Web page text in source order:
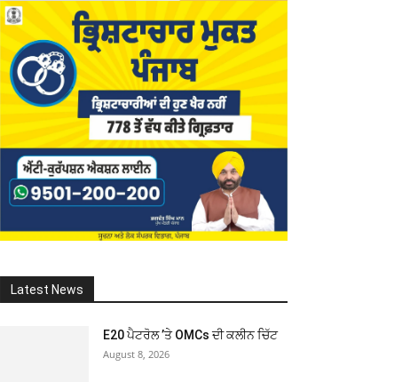
Latest News
E20 ਪੈਟਰੋਲ ’ਤੇ OMCs ਦੀ ਕਲੀਨ ਚਿੱਟ
August 8, 2026